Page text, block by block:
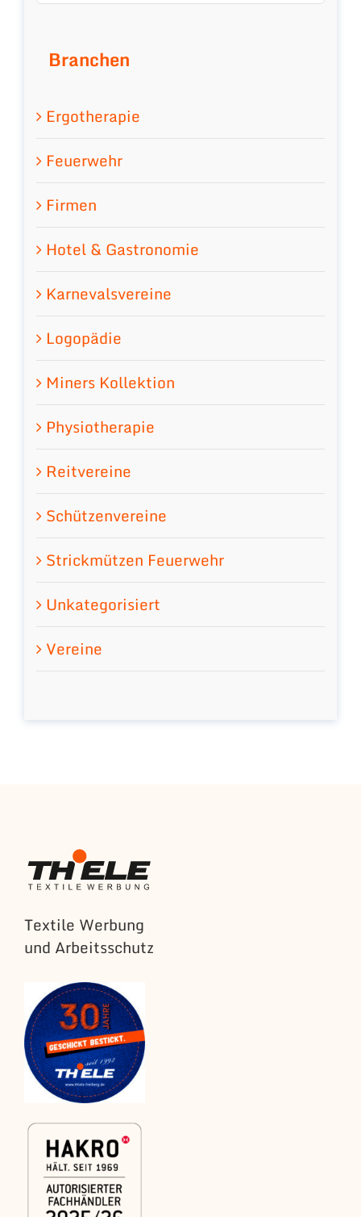
Branchen
Ergotherapie
Feuerwehr
Firmen
Hotel & Gastronomie
Karnevalsvereine
Logopädie
Miners Kollektion
Physiotherapie
Reitvereine
Schützenvereine
Strickmützen Feuerwehr
Unkategorisiert
Vereine
Textile Werbung
und Arbeitsschutz